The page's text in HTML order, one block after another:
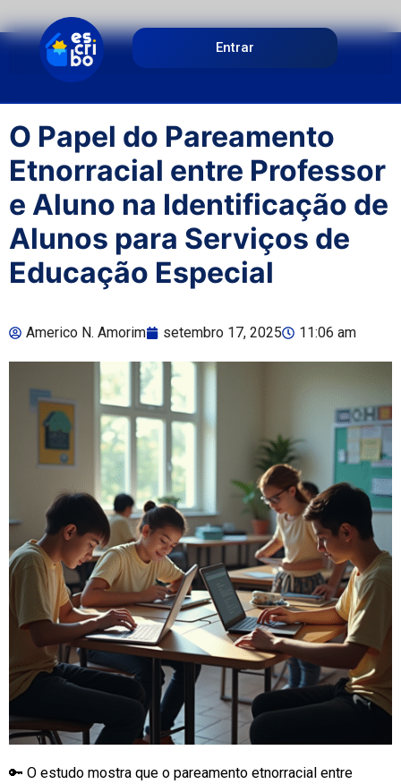
Entrar
O Papel do Pareamento
Etnorracial entre Professor
e Aluno na Identificação de
Alunos para Serviços de
Educação Especial
Americo N. Amorim setembro 17, 2025 11:06 am
🔑 O estudo mostra que o pareamento etnorracial entre